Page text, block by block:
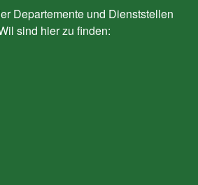
Departemente und Dienststellen
sind hier zu finden: